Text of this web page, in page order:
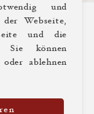
und
Webseite,
und die
Sie können
oder ablehnen